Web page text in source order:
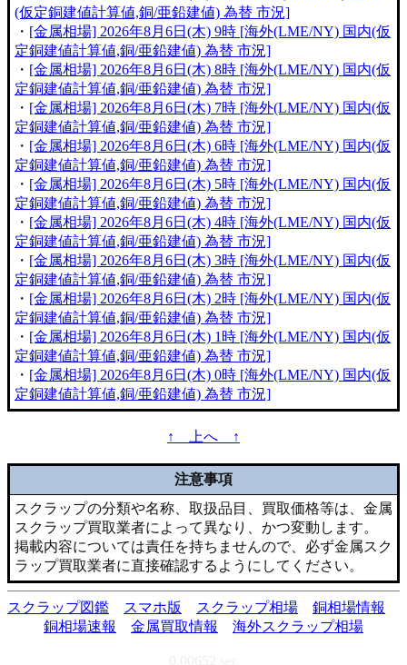
(仮定銅建値計算値,銅/亜鉛建値) 為替 市況]
・ [金属相場] 2026年8月6日(木) 9時 [海外(LME/NY) 国内(仮
定銅建値計算値,銅/亜鉛建値) 為替 市況]
・ [金属相場] 2026年8月6日(木) 8時 [海外(LME/NY) 国内(仮
定銅建値計算値,銅/亜鉛建値) 為替 市況]
・ [金属相場] 2026年8月6日(木) 7時 [海外(LME/NY) 国内(仮
定銅建値計算値,銅/亜鉛建値) 為替 市況]
・ [金属相場] 2026年8月6日(木) 6時 [海外(LME/NY) 国内(仮
定銅建値計算値,銅/亜鉛建値) 為替 市況]
・ [金属相場] 2026年8月6日(木) 5時 [海外(LME/NY) 国内(仮
定銅建値計算値,銅/亜鉛建値) 為替 市況]
・ [金属相場] 2026年8月6日(木) 4時 [海外(LME/NY) 国内(仮
定銅建値計算値,銅/亜鉛建値) 為替 市況]
・ [金属相場] 2026年8月6日(木) 3時 [海外(LME/NY) 国内(仮
定銅建値計算値,銅/亜鉛建値) 為替 市況]
・ [金属相場] 2026年8月6日(木) 2時 [海外(LME/NY) 国内(仮
定銅建値計算値,銅/亜鉛建値) 為替 市況]
・ [金属相場] 2026年8月6日(木) 1時 [海外(LME/NY) 国内(仮
定銅建値計算値,銅/亜鉛建値) 為替 市況]
・ [金属相場] 2026年8月6日(木) 0時 [海外(LME/NY) 国内(仮
定銅建値計算値,銅/亜鉛建値) 為替 市況]
↑ 上へ ↑
注意事項
スクラップの分類や名称、取扱品目、買取価格等は、金属
スクラップ買取業者によって異なり、かつ変動します。
掲載内容については責任を持ちませんので、必ず金属スク
ラップ買取業者に直接確認するようにしてください。
スクラップ図鑑 スマホ版 スクラップ相場
銅相場情報
銅相場速報
金属買取情報 海外スクラップ相場